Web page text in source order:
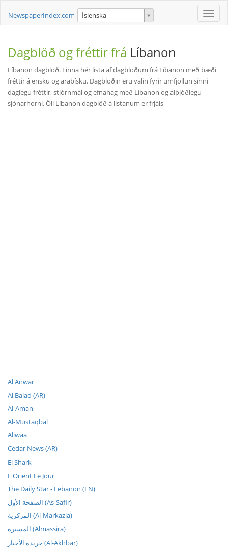
Toggle
NewspaperIndex.com Íslenska
Dagblöð og fréttir frá Líbanon
Líbanon dagblöð. Finna hér lista af dagblöðum frá Líbanon með bæði
fréttir á ensku og arabísku. Dagblöðin eru valin fyrir umfjöllun sinni
daglegu fréttir, stjórnmál og efnahag með Líbanon og alþjóðlegu
sjónarhorni. Öll Líbanon dagblöð á listanum er frjáls
Al Anwar
Al Balad (AR)
Al-Aman
Al-Mustaqbal
Aliwaa
Cedar News (AR)
El Shark
L'Orient Le Jour
The Daily Star - Lebanon (EN)
الصفحة الأول (As-Safir)
المركزية (Al-Markazia)
المسيرة (Almassira)
جريدة الأخبار (Al-Akhbar)